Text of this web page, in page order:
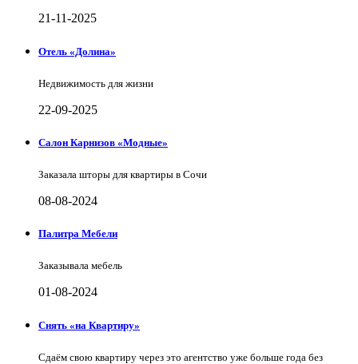
21-11-2025
Отель «Долина»
Недвижимость для жизни
22-09-2025
Салон Карнизов «Модные»
Заказала шторы для квартиры в Сочи
08-08-2024
Палитра Мебели
Заказывала мебель
01-08-2024
Снять «на Квартиру»
Сдаём свою квартиру через это агентство уже больше года без